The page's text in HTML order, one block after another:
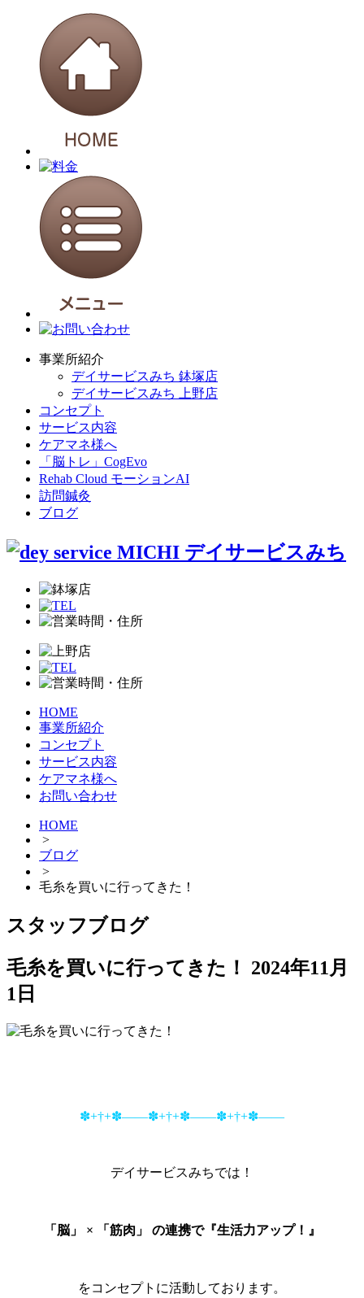
事業所紹介
デイサービスみち 鉢塚店
デイサービスみち 上野店
コンセプト
サービス内容
ケアマネ様へ
「脳トレ」CogEvo
Rehab Cloud モーションAI
訪問鍼灸
ブログ
HOME
事業所紹介
コンセプト
サービス内容
ケアマネ様へ
お問い合わせ
HOME
>
ブログ
>
毛糸を買いに行ってきた！
スタッフブログ
毛糸を買いに行ってきた！
2024年11月
1日
✽+†+✽――✽+†+✽――✽+†+✽――
デイサービスみちでは！
「脳」 × 「筋肉」 の連携で『生活力アップ！』
をコンセプトに活動しております。